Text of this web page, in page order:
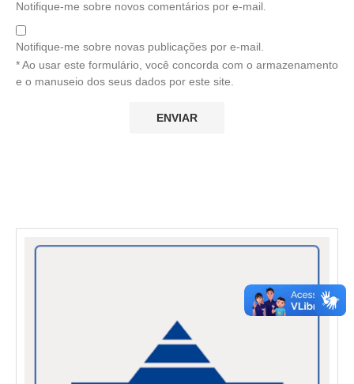
Notifique-me sobre novos comentários por e-mail.
Notifique-me sobre novas publicações por e-mail.
* Ao usar este formulário, você concorda com o armazenamento
e o manuseio dos seus dados por este site.